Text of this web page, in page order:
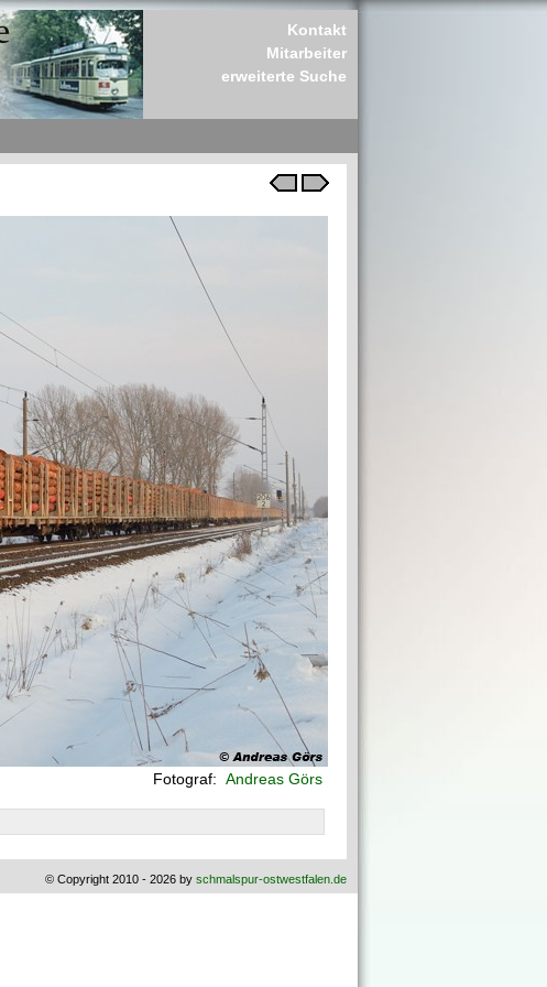
Kontakt
Mitarbeiter
erweiterte Suche
Fotograf: Andreas Görs
© Copyright 2010 - 2026 by schmalspur-ostwestfalen.de